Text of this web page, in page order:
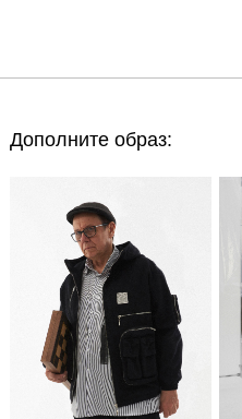
Дополните образ: